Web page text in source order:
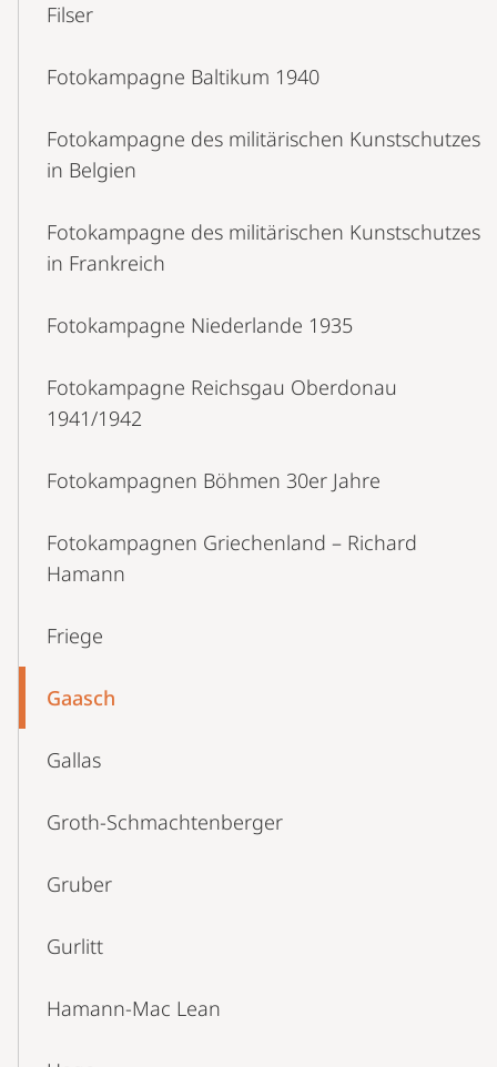
Filser
Fotokampagne Baltikum 1940
Fotokampagne des militärischen Kunstschutzes
in Belgien
Fotokampagne des militärischen Kunstschutzes
in Frankreich
Fotokampagne Niederlande 1935
Fotokampagne Reichsgau Oberdonau
1941/1942
Fotokampagnen Böhmen 30er Jahre
Fotokampagnen Griechenland – Richard
Hamann
Friege
Gaasch
Gallas
Groth-Schmachtenberger
Gruber
Gurlitt
Hamann-Mac Lean